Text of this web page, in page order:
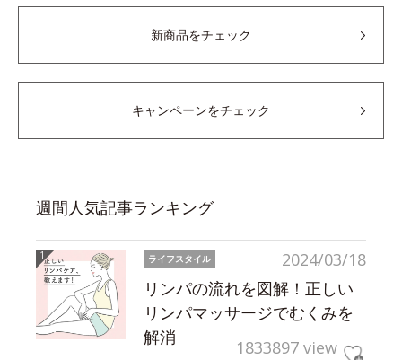
新商品をチェック
キャンペーンをチェック
週間人気記事ランキング
2024/03/18
ライフスタイル
リンパの流れを図解！正しい
リンパマッサージでむくみを
解消
1833897 view